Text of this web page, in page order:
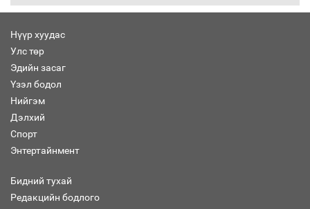
Нүүр хуудас
Улс төр
Эдийн засаг
Үзэл бодол
Нийгэм
Дэлхий
Спорт
Энтертайнмент
Бидний тухай
Редакцийн бодлого